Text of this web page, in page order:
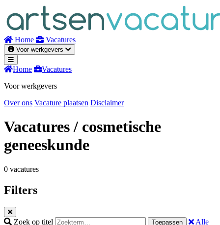
inhoud
Home Vacatures
Voor werkgevers
Home
Vacatures
Voor werkgevers
Over ons Vacature plaatsen Disclaimer
Vacatures/ cosmetische
geneeskunde
0 vacatures
Filters
Zoek op titel Toepassen
Alle